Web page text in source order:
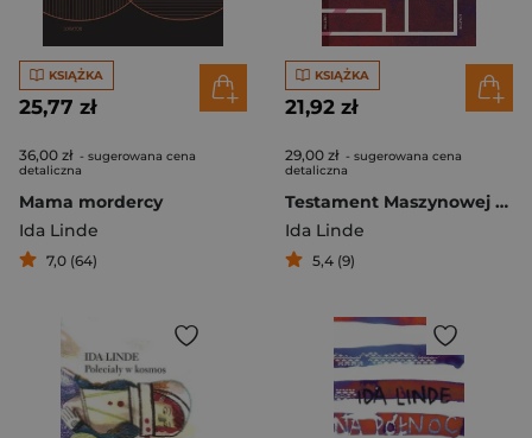
KSIĄŻKA
25,77 zł
36,00 zł - sugerowana cena
detaliczna
Mama mordercy
Ida Linde
7,0 (64)
KSIĄŻKA
21,92 zł
29,00 zł - sugerowana cena
detaliczna
Testament Maszynowej Dziewczynki
Ida Linde
5,4 (9)